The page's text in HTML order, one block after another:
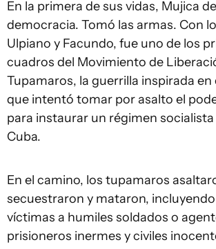
En la primera de sus vidas, Mujica
democracia. Tomó las armas. Con
Ulpiano y Facundo, fue uno de los
cuadros del Movimiento de
Tupamaros, la guerrilla inspirada en
que intentó tomar por asalto el
para instaurar un régimen
Cuba.
En el camino, los tupamaros
secuestraron y mataron,
víctimas a humiles soldados o
prisioneros inermes y civiles